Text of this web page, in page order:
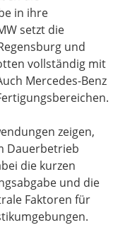
in ihre
setzt die
und
vollständig mit
Mercedes-Benz
zeigen,
Dauerbetrieb
die kurzen
und die
Faktoren für